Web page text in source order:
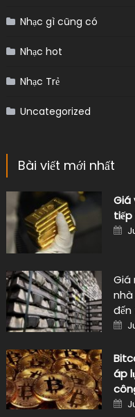
Nhạc gì cũng có
Nhạc hot
Nhạc Trẻ
Uncategorized
Bài viết mới nhất
Giá
Giá
nhà
áp